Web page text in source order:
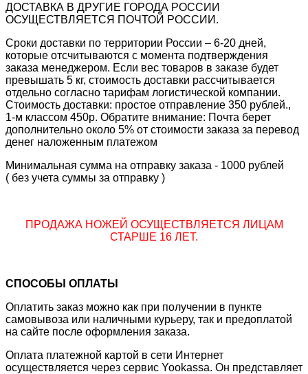
ДОСТАВКА В ДРУГИЕ ГОРОДА РОССИИ
ОСУЩЕСТВЛЯЕТСЯ ПОЧТОЙ РОССИИ.
Сроки доставки по территории России – 6-20 дней,
которые отсчитываются с момента подтверждения
заказа менеджером. Если вес товаров в заказе будет
превышать 5 кг, стоимость доставки рассчитывается
отдельно согласно тарифам логистической компании.
Стоимость доставки: простое отправление 350 рублей.,
1-м классом 450р. Обратите внимание: Почта берет
дополнительно около 5% от стоимости заказа за перевод
денег наложенным платежом
Минимальная сумма на отправку заказа - 1000 рублей
( без учета суммы за отправку )
ПРОДАЖА НОЖЕЙ ОСУЩЕСТВЛЯЕТСЯ ЛИЦАМ
СТАРШЕ 16 ЛЕТ.
СПОСОБЫ ОПЛАТЫ
Оплатить заказ можно как при получении в пункте
самовывоза или наличными курьеру, так и предоплатой
на сайте после оформления заказа.
Оплата платежной картой в сети Интернет
осуществляется через сервис Yookassa. Он представляет